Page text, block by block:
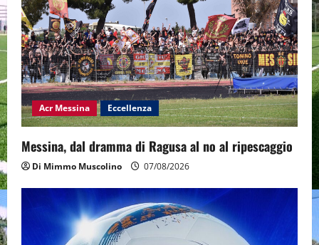
Acr Messina Eccellenza
Messina, dal dramma di Ragusa al no al ripescaggio
Di Mimmo Muscolino 07/08/2026